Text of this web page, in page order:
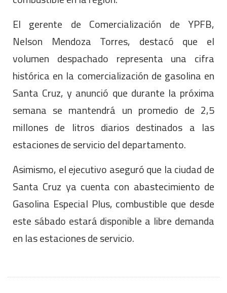
El gerente de Comercialización de YPFB,
Nelson Mendoza Torres, destacó que el
volumen despachado representa una cifra
histórica en la comercialización de gasolina en
Santa Cruz, y anunció que durante la próxima
semana se mantendrá un promedio de 2,5
millones de litros diarios destinados a las
estaciones de servicio del departamento.
Asimismo, el ejecutivo aseguró que la ciudad de
Santa Cruz ya cuenta con abastecimiento de
Gasolina Especial Plus, combustible que desde
este sábado estará disponible a libre demanda
en las estaciones de servicio.